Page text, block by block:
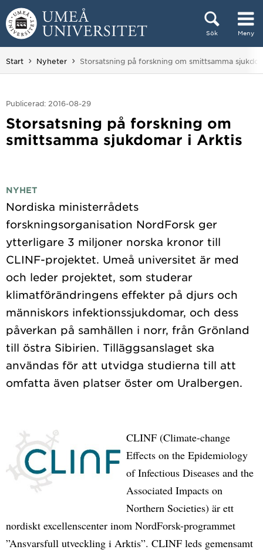
Hoppa direkt till innehållet
Sök Meny
Huvudmenyn dold.
Start Nyheter Du är här:
Storsatsning på forskning om smittsamma
Publicerad: 2016-08-29
Storsatsning på forskning om
smittsamma sjukdomar i Arktis
NYHET
Nordiska ministerrådets
forskningsorganisation NordForsk ger
ytterligare 3 miljoner norska kronor till
CLINF-projektet. Umeå universitet är med
och leder projektet, som studerar
klimatförändringens effekter på djurs och
människors infektionssjukdomar, och dess
påverkan på samhällen i norr, från Grönland
till östra Sibirien. Tilläggsanslaget ska
användas för att utvidga studierna till att
CLINF (Climate-change
Effects on the Epidemiology
of Infectious Diseases and the
Associated Impacts on
Northern Societies) är ett
nordiskt excellenscenter inom NordForsk-programmet
”Ansvarsfull utveckling i Arktis”. CLINF leds gemensamt